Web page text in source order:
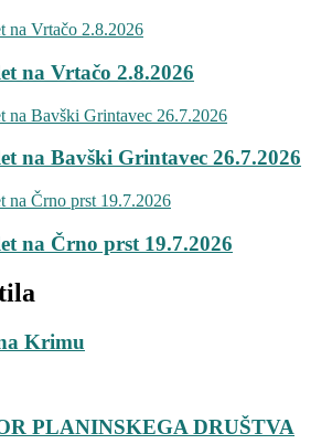
na Vrtačo 2.8.2026
na Bavški Grintavec 26.7.2026
na Črno prst 19.7.2026
Krimu
PLANINSKEGA DRUŠTVA